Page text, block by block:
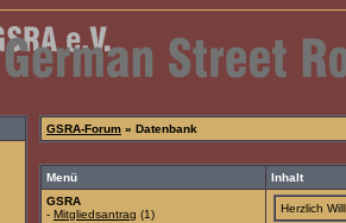
GSRA-Forum » Datenbank
Menü
Inhalt
GSRA
- Mitgliedsantrag (1)
Herzlich